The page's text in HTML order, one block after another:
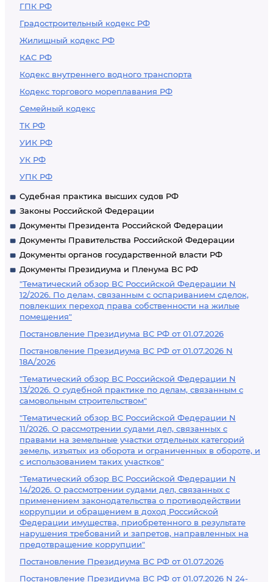
ГПК РФ
Градостроительный кодекс РФ
Жилищный кодекс РФ
КАС РФ
Кодекс внутреннего водного транспорта
Кодекс торгового мореплавания РФ
Семейный кодекс
ТК РФ
УИК РФ
УК РФ
УПК РФ
Судебная практика высших судов РФ
Законы Российской Федерации
Документы Президента Российской Федерации
Документы Правительства Российской Федерации
Документы органов государственной власти РФ
Документы Президиума и Пленума ВС РФ
"Тематический обзор ВС Российской Федерации N
12/2026. По делам, связанным с оспариванием сделок,
повлекших переход права собственности на жилые
помещения"
Постановление Президиума ВС РФ от 01.07.2026
Постановление Президиума ВС РФ от 01.07.2026 N
18А/2026
"Тематический обзор ВС Российской Федерации N
13/2026. О судебной практике по делам, связанным с
самовольным строительством"
"Тематический обзор ВС Российской Федерации N
11/2026. О рассмотрении судами дел, связанных с
правами на земельные участки отдельных категорий
земель, изъятых из оборота и ограниченных в обороте, и
с использованием таких участков"
"Тематический обзор ВС Российской Федерации N
14/2026. О рассмотрении судами дел, связанных с
применением законодательства о противодействии
коррупции и обращением в доход Российской
Федерации имущества, приобретенного в результате
нарушения требований и запретов, направленных на
предотвращение коррупции"
Постановление Президиума ВС РФ от 01.07.2026
Постановление Президиума ВС РФ от 01.07.2026 N 24-